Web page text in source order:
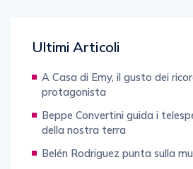
Ultimi Articoli
A Casa di Emy, il gusto dei
protagonista
Beppe Convertini guida i
della nostra terra
Belén Rodriguez punta sulla